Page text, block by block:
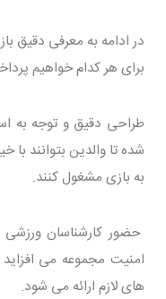
در ادامه به معرفی
برای هر کدام خواهیم
طراحی دقیق و توجه به
شده تا والدین بتوانند
به بازی مشغول کنند.
حضور کارشناسان ورزشی
امنیت مجموعه می
های لازم ارائه می شود.